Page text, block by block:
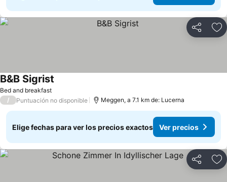
Compartir
Bed and breakfast
B&B Sigrist
/ Puntuación no disponible Meggen, a 7.1 km de: Lucerna
Elige fechas para ver los precios exactos Ver precios
Compartir